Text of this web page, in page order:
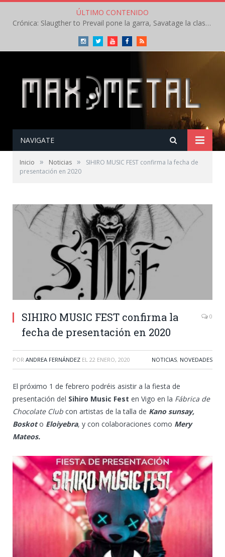
ÚLTIMO CONTENIDO
Crónica: Slaugther to Prevail pone la garra, Savatage la clase en la apertura del Leyendas del Rock – Miércoles – Agosto 2026
InstagramTwitterYoutubeFacebookRSS
NAVIGATE
Inicio » Noticias »
SIHIRO MUSIC FEST confirma la fecha de
presentación en 2020
SIHIRO MUSIC FEST confirma la
fecha de presentación en 2020
0
POR ANDREA FERNÁNDEZ EL 22 ENERO, 2020 NOTICIAS, NOVEDADES
El próximo 1 de febrero podréis asistir a la fiesta de
presentación del Sihiro Music Fest en Vigo en la Fábrica de
Chocolate Club con artistas de la talla de Kano sunsay,
Boskoto Eloiyebra, y con colaboraciones como Mery
Mateos.